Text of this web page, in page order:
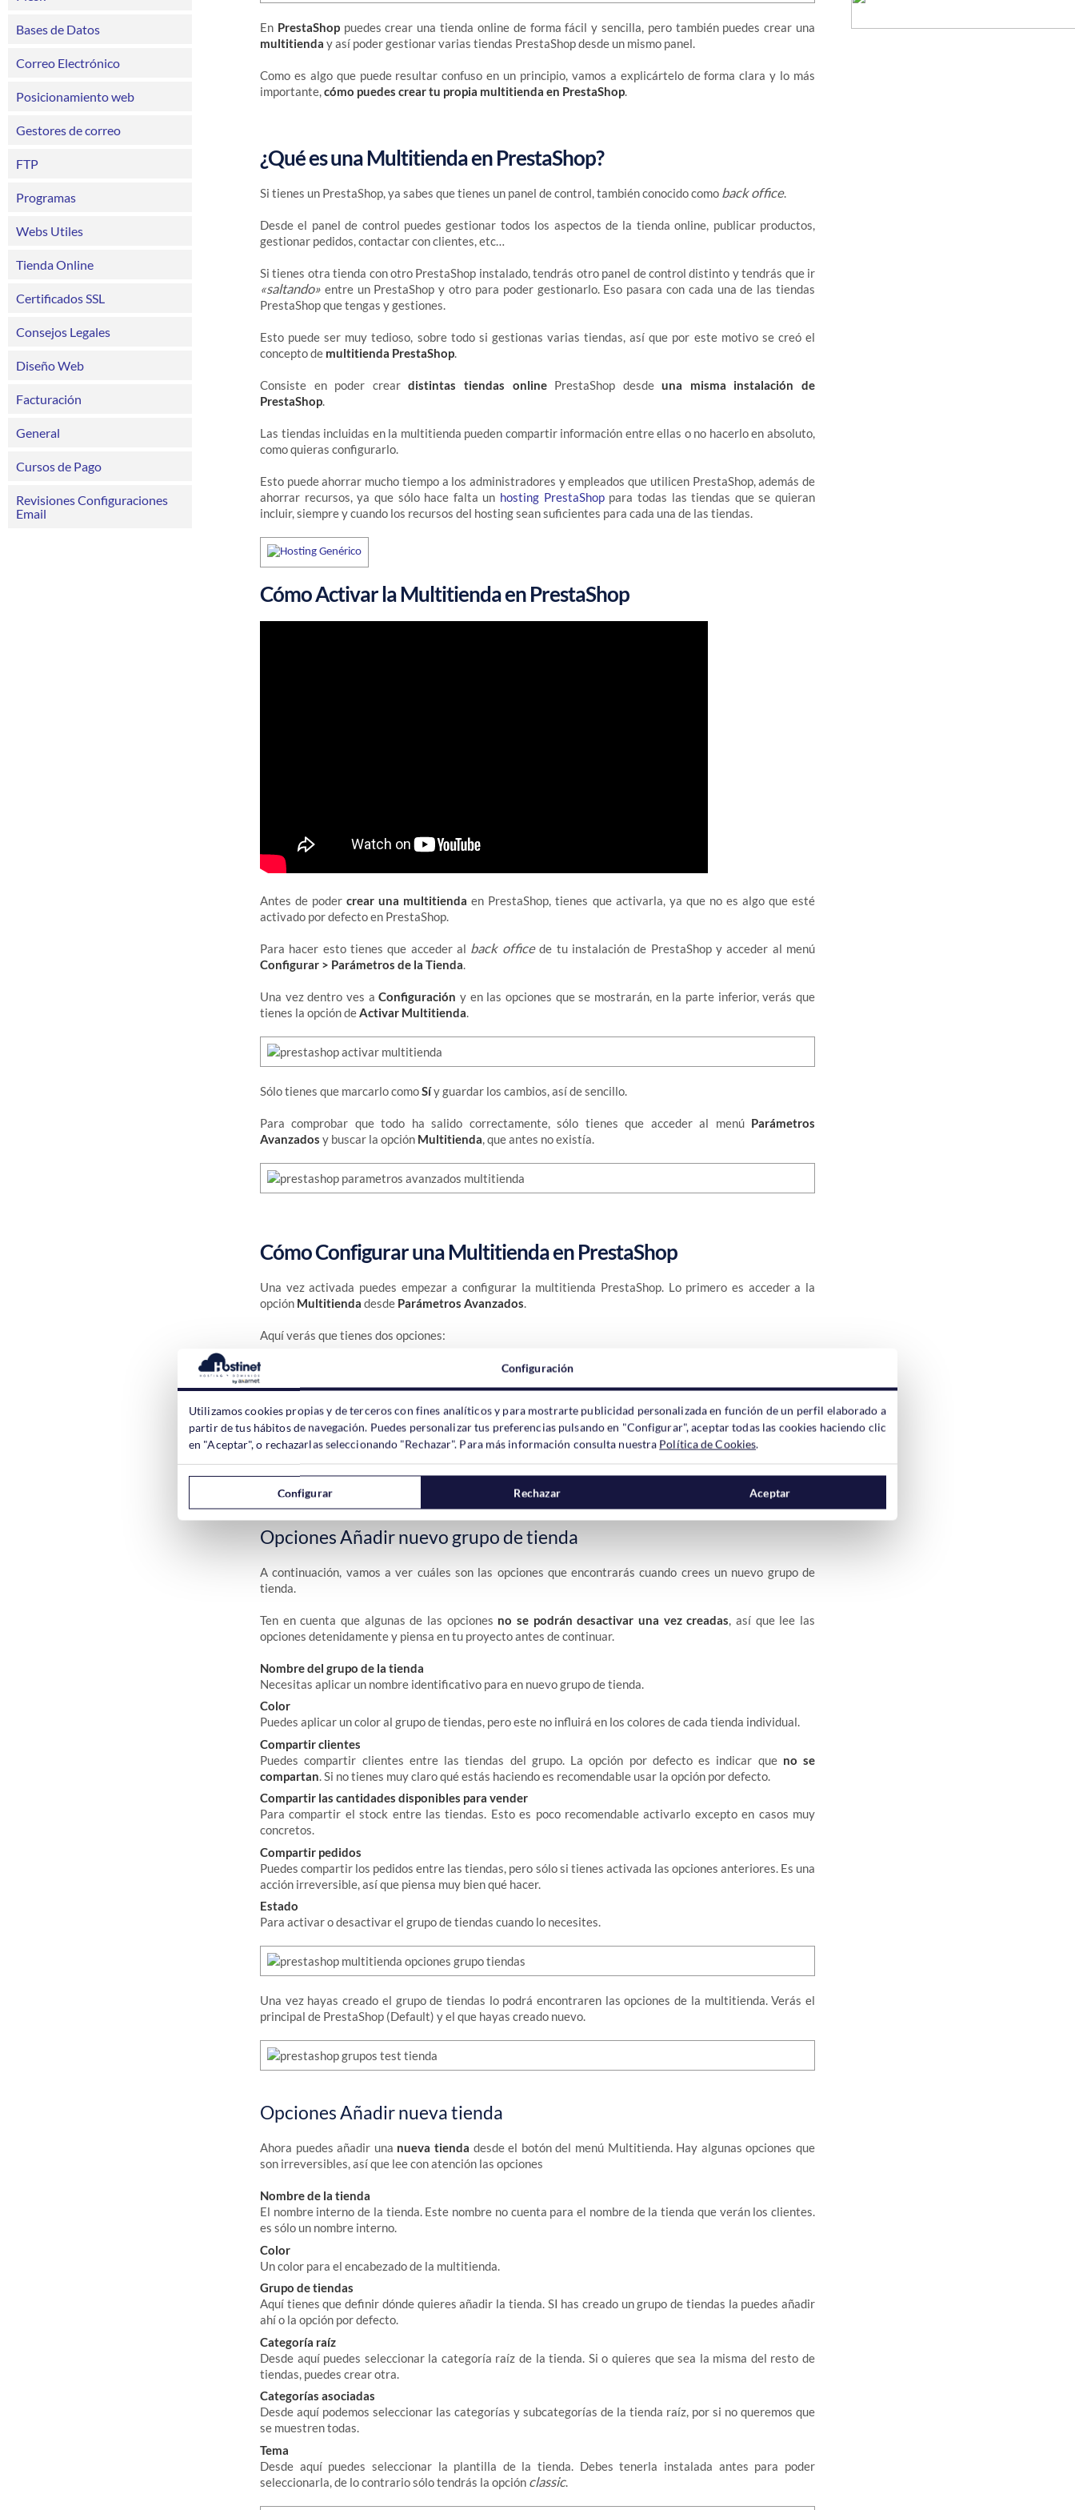
Bases de Datos
Correo Electrónico
Posicionamiento web
Gestores de correo
FTP
Programas
Webs Utiles
Tienda Online
Certificados SSL
Consejos Legales
Diseño Web
Facturación
General
Cursos de Pago
Revisiones Configuraciones
Email
En PrestaShoppuedes crear una tienda online de forma fácil y sencilla, pero también puedes crear una
multitienda y así poder gestionar varias tiendas PrestaShop desde un mismo panel.
Como es algo que puede resultar confuso en un principio, vamos a explicártelo de forma clara y lo más
importante,cómo puedes crear tu propia multitienda en PrestaShop.
¿Qué es una Multitienda en PrestaShop?
Si tienes un PrestaShop, ya sabes que tienes un panel de control, también conocido como back office.
Desde el panel de control puedes gestionar todos los aspectos de la tienda online, publicar productos,
gestionar pedidos, contactar con clientes, etc…
Si tienes otra tienda con otro PrestaShop instalado, tendrás otro panel de control distinto y tendrás que ir
«saltando» entre un PrestaShop y otro para poder gestionarlo. Eso pasara con cada una de las tiendas
PrestaShop que tengas y gestiones.
Esto puede ser muy tedioso, sobre todo si gestionas varias tiendas, así que por este motivo se creó el
concepto de multitienda PrestaShop.
Consiste en poder creardistintas tiendas onlinePrestaShop desdeuna misma instalación de
PrestaShop.
Las tiendas incluidas en la multitienda pueden compartir información entre ellas o no hacerlo en absoluto,
como quieras configurarlo.
Esto puede ahorrar mucho tiempo a los administradores y empleados que utilicen PrestaShop, además de
ahorrar recursos, ya que sólo hace falta un hosting PrestaShoppara todas las tiendas que se quieran
incluir, siempre y cuando los recursos del hosting sean suficientes para cada una de las tiendas.
Cómo Activar la Multitienda en PrestaShop
Antes de podercrear una multitienda en PrestaShop, tienes que activarla, ya que no es algo que esté
activado por defecto en PrestaShop.
Para hacer esto tienes que acceder al back officede tu instalación de PrestaShop y acceder al menú
Configurar > Parámetros de la Tienda.
Una vez dentro ves aConfiguración y en las opciones que se mostrarán, en la parte inferior, verás que
tienes la opción deActivar Multitienda.
Sólo tienes que marcarlo comoSíy guardar los cambios, así de sencillo.
Para comprobar que todo ha salido correctamente, sólo tienes que acceder al menú Parámetros
Avanzados y buscar la opción Multitienda, que antes no existía.
Cómo Configurar una Multitienda en PrestaShop
Una vez activada puedes empezar a configurar la multitienda PrestaShop. Lo primero es acceder a la
opción Multitienda desde Parámetros Avanzados.
Aquí verás que tienes dos opciones:
Añadir un nuevo grupo de tienda
Es la primera opción que tienes. Puedes elegir si las tiendas compartirán
Añadir nueva tienda
Después tienes que crear una nueva tienda para añadirla al grupo que hayas creado o al que ya estuviera
creado.
Opciones Añadir nuevo grupo de tienda
A continuación, vamos a ver cuáles son las opciones que encontrarás cuando crees un nuevo grupo de
tienda.
Ten en cuenta que algunas de las opciones no se podrán desactivar una vez creadas, así que lee las
opciones detenidamente y piensa en tu proyecto antes de continuar.
Nombre del grupo de la tienda
Necesitas aplicar un nombre identificativo para en nuevo grupo de tienda.
Color
Puedes aplicar un color al grupo de tiendas, pero este no influirá en los colores de cada tienda individual.
Compartir clientes
Puedes compartir clientes entre las tiendas del grupo. La opción por defecto es indicar que no se
compartan. Si no tienes muy claro qué estás haciendo es recomendable usar la opción por defecto.
Compartir las cantidades disponibles para vender
Para compartir el stock entre las tiendas. Esto es poco recomendable activarlo excepto en casos muy
concretos.
Compartir pedidos
Puedes compartir los pedidos entre las tiendas, pero sólo si tienes activada las opciones anteriores. Es una
acción irreversible, así que piensa muy bien qué hacer.
Estado
Para activar o desactivar el grupo de tiendas cuando lo necesites.
Una vez hayas creado el grupo de tiendas lo podrá encontraren las opciones de la multitienda. Verás el
principal de PrestaShop (Default) y el que hayas creado nuevo.
Opciones Añadir nueva tienda
Ahora puedes añadir una nueva tienda desde el botón del menú Multitienda. Hay algunas opciones que
son irreversibles, así que lee con atención las opciones
Nombre de la tienda
El nombre interno de la tienda. Este nombre no cuenta para el nombre de la tienda que verán los clientes.
es sólo un nombre interno.
Color
Un color para el encabezado de la multitienda.
Grupo de tiendas
Aquí tienes que definir dónde quieres añadir la tienda. SI has creado un grupo de tiendas la puedes añadir
ahí o la opción por defecto.
Categoría raíz
Desde aquí puedes seleccionar la categoría raíz de la tienda. Si o quieres que sea la misma del resto de
tiendas, puedes crear otra.
Categorías asociadas
Desde aquí podemos seleccionar las categorías y subcategorías de la tienda raíz, por si no queremos que
se muestren todas.
Tema
Desde aquí puedes seleccionar la plantilla de la tienda. Debes tenerla instalada antes para poder
seleccionarla, de lo contrario sólo tendrás la opción classic.
Configuración
Utilizamos cookies propias y de terceros con fines analíticos y para mostrarte publicidad personalizada en función de un perfil elaborado a
partir de tus hábitos de navegación. Puedes personalizar tus preferencias pulsando en "Configurar", aceptar todas las cookies haciendo clic
en "Aceptar", o rechazarlas seleccionando "Rechazar". Para más información consulta nuestra Política de Cookies.
Configurar Rechazar Aceptar